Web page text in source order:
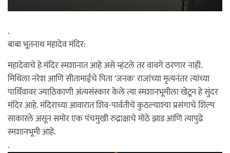
.
बाबा भूतनाथ महादेव मंदिर:
महादेवाचे हे मंदिर स्मशानात आहे असे म्हंटले तर वावगे ठरणार नाही.
मिथिला नरेश आणि सीतामाईचे पिता 'जनक' राजांच्या मृत्यनंतर त्यांच्या
पार्थिवावर ज्याठिकाणी अंत्यसंस्कार केले त्या स्मशानभूमीला खेटून हे सुंदर
मंदिर आहे. मंदिराच्या आवारात शिव-पार्वतीचे कुठल्याश्या प्रसंगाचे शिल्प
साकारले असून समोर एक पंचमुखी रुद्राक्षाचे मोठे झाड आणि त्यापुढे
स्मशानभूमी आहे.
.